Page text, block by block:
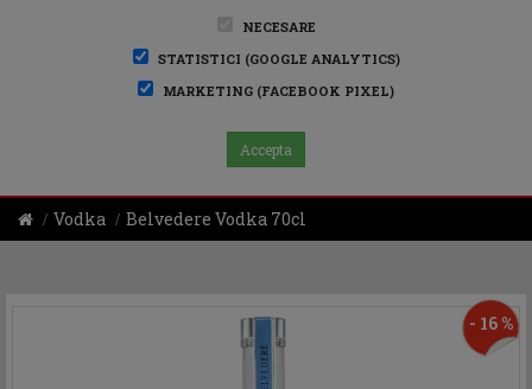
NECESARE
STATISTICI (GOOGLE ANALYTICS)
MARKETING (FACEBOOK PIXEL)
Accepta
Vodka Belvedere Vodka 70cl
- 16 %